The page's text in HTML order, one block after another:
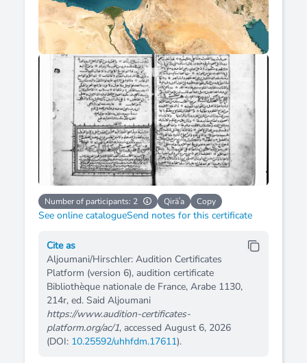
Number of participants: 2 Qirāʿa Copy
See online catalogueSend notes for this certificate
Cite as
Aljoumani/Hirschler: Audition Certificates
Platform (version 6), audition certificate
Bibliothèque nationale de France, Arabe 1130,
214r, ed. Said Aljoumani
https://www.audition-certificates-
platform.org/ac/1, accessed August 6, 2026
(DOI: 10.25592/uhhfdm.17611).